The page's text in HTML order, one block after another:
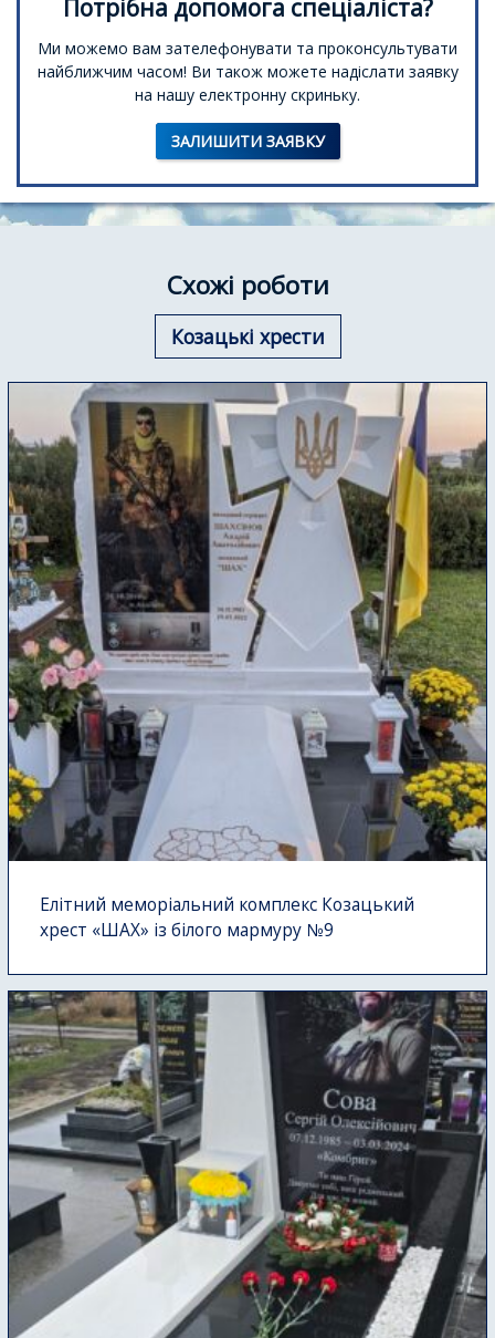
Потрібна допомога спеціаліста?
Ми можемо вам зателефонувати та проконсультувати
найближчим часом! Ви також можете надіслати заявку
на нашу електронну скриньку.
ЗАЛИШИТИ ЗАЯВКУ
Схожі роботи
Козацькі хрести
Елітний меморіальний комплекс Козацький
хрест «ШАХ» із білого мармуру №9